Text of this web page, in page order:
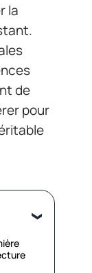
la
de
pour